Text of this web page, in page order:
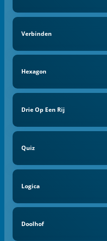
Verbinden
Hexagon
Drie Op Een Rij
Quiz
Logica
Doolhof